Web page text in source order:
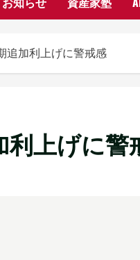
追加利上げに警戒感
利上げに警